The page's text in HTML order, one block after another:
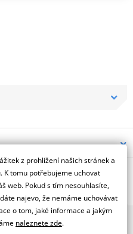
125 06'14' C/CLEAR
Vyrábí se ve městě
8 000 m² v objektu, který se
z prohlížení našich stránek a
K tomu potřebujeme uchovat
web. Pokud s tím nesouhlasíte,
najevo, že nemáme uchovávat
o tom, jaké informace a jakým
naleznete zde.